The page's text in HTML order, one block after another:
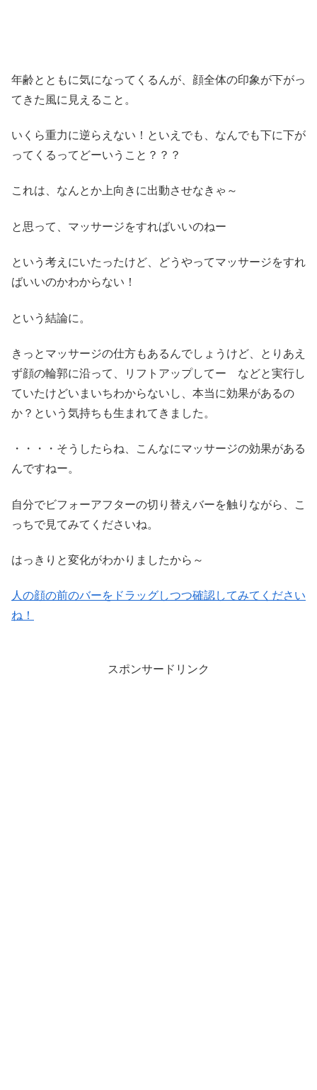
年齢とともに気になってくるんが、顔全体の印象が下がっ
てきた風に見えること。
いくら重力に逆らえない！といえでも、なんでも下に下が
ってくるってどーいうこと？？？
これは、なんとか上向きに出動させなきゃ～
と思って、マッサージをすればいいのねー
という考えにいたったけど、どうやってマッサージをすれ
ばいいのかわからない！
という結論に。
きっとマッサージの仕方もあるんでしょうけど、とりあえ
ず顔の輪郭に沿って、リフトアップしてー などと実行し
ていたけどいまいちわからないし、本当に効果があるの
か？という気持ちも生まれてきました。
・・・・そうしたらね、こんなにマッサージの効果がある
んですねー。
自分でビフォーアフターの切り替えバーを触りながら、こ
っちで見てみてくださいね。
はっきりと変化がわかりましたから～
人の顔の前のバーをドラッグしつつ確認してみてください
ね！
スポンサードリンク